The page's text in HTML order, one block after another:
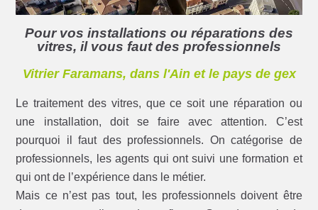
Pour vos installations ou réparations des
vitres, il vous faut des professionnels
Vitrier Faramans, dans l'Ain et le pays de gex
Le traitement des vitres, que ce soit une réparation ou
une installation, doit se faire avec attention. C’est
pourquoi il faut des professionnels. On catégorise de
professionnels, les agents qui ont suivi une formation et
qui ont de l’expérience dans le métier.
Mais ce n’est pas tout, les professionnels doivent être